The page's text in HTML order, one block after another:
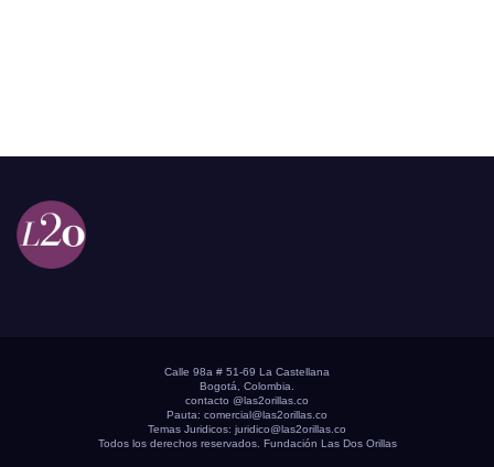
Calle 98a # 51-69 La Castellana
Bogotá, Colombia.
contacto @las2orillas.co
Pauta: comercial@las2orillas.co
Temas Juridicos: juridico@las2orillas.co
Todos los derechos reservados. Fundación Las Dos Orillas